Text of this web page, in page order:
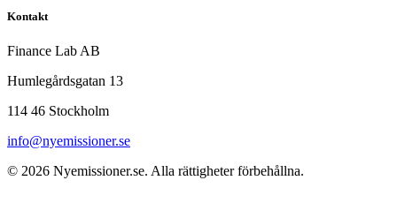
Kontakt
Finance Lab AB
Humlegårdsgatan 13
114 46 Stockholm
info@nyemissioner.se
© 2026 Nyemissioner.se. Alla rättigheter förbehållna.